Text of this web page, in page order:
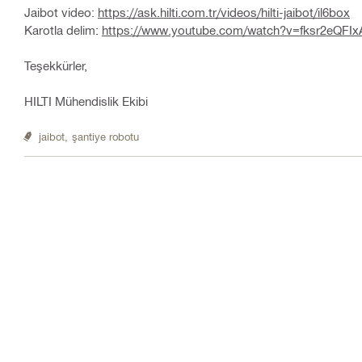
Jaibot video: https://ask.hilti.com.tr/videos/hilti-jaibot/il6box
Karotla delim: https://www.youtube.com/
Teşekkürler,
HILTI Mühendislik Ekibi
jaibot, şantiye robotu